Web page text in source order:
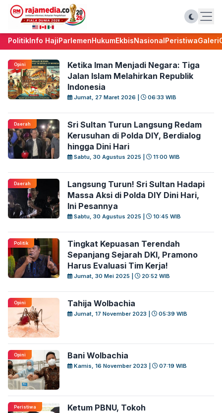
PolitikInfo HajiParlemenHukumEkbisNasionalPeristiwaGaleri
Opini
Ketika Iman Menjadi Negara: Tiga
Jalan Islam Melahirkan Republik
Indonesia
Jumat, 27 Maret 2026 | 06:33 WIB
Daerah
Sri Sultan Turun Langsung Redam
Kerusuhan di Polda DIY, Berdialog
hingga Dini Hari
Sabtu, 30 Agustus 2025 | 11:00 WIB
Daerah
Langsung Turun! Sri Sultan Hadapi
Massa Aksi di Polda DIY Dini Hari,
Ini Pesannya
Sabtu, 30 Agustus 2025 | 10:45 WIB
Politik
Tingkat Kepuasan Terendah
Sepanjang Sejarah DKI, Pramono
Harus Evaluasi Tim Kerja!
Jumat, 30 Mei 2025 | 20:52 WIB
Opini Tahija Wolbachia
Jumat, 17 November 2023 | 05:39 WIB
Opini Bani Wolbachia
Kamis, 16 November 2023 | 07:19 WIB
Peristiwa
Ketum PBNU, Tokoh